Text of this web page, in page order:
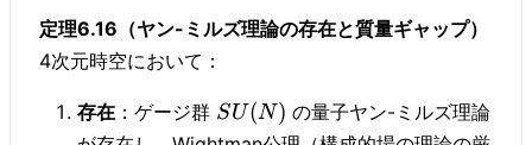
定理6.16（ヤン-ミルズ理論の存在と質量ギャップ）
4次元時空において：
存在 ：ゲージ群 SU (N) の量子ヤン-ミルズ理論